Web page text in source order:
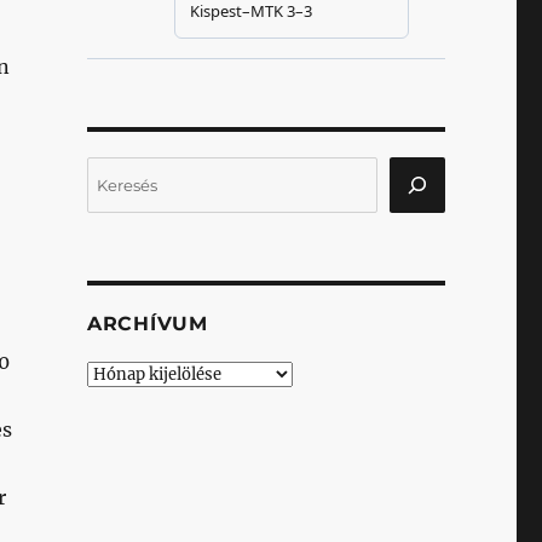
ARCHÍVUM
Archívum